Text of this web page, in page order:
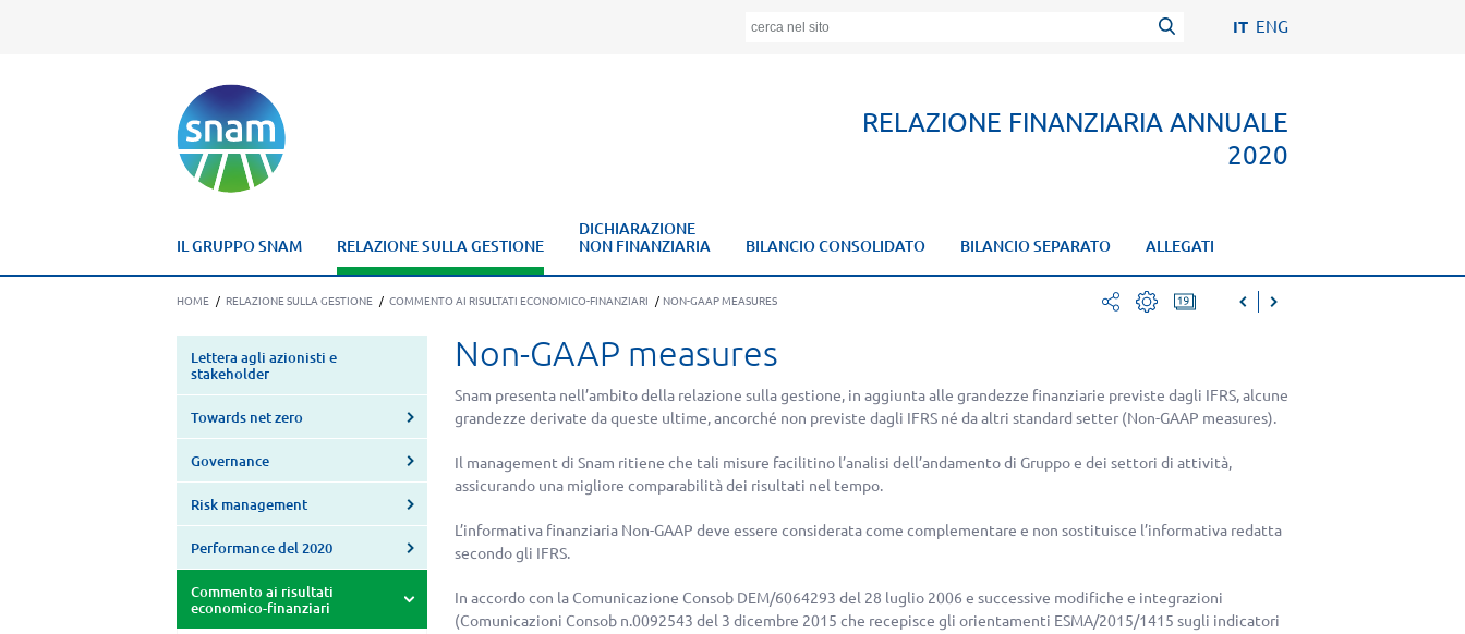
IT ENG
RELAZIONE FINANZIARIA ANNUALE
2020
IL GRUPPO SNAM RELAZIONE SULLA GESTIONE
DICHIARAZIONE
NON FINANZIARIA
BILANCIO CONSOLIDATO BILANCIO SEPARATO ALLEGATI
HOME / RELAZIONE SULLA GESTIONE / COMMENTO AI RISULTATI ECONOMICO-FINANZIARI / NON-GAAP MEASURES
mail
Non-GAAP measures
Snam presenta nell’ambito della relazione sulla gestione, in aggiunta alle grandezze finanziarie previste dagli IFRS, alcune
grandezze derivate da queste ultime, ancorché non previste dagli IFRS né da altri standard setter (Non-GAAP measures).
Il management di Snam ritiene che tali misure facilitino l’analisi dell’andamento di Gruppo e dei settori di attività,
assicurando una migliore comparabilità dei risultati nel tempo.
L’informativa finanziaria Non-GAAP deve essere considerata come complementare e non sostituisce l’informativa redatta
secondo gli IFRS.
In accordo con la Comunicazione Consob DEM/6064293 del 28 luglio 2006 e successive modifiche e integrazioni
(Comunicazioni Consob n.0092543 del 3 dicembre 2015 che recepisce gli orientamenti ESMA/2015/1415 sugli indicatori
Lettera agli azionisti e
stakeholder
Towards net zero
Governance
Risk management
Performance del 2020
Commento ai risultati
economico-finanziari